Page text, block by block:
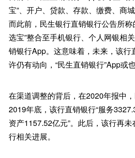
宝”、开户、贷款、存款、缴费、商
而此前，民生银行直销银行公告所称
选宝”整合至手机银行、个人网银相
销银行App。这意味着，未来，该行
许仍有动向，“民生直销银行”App或
在渠道调整的背后，在2020年报中
2019年底，该行直销银行“服务
资产1157.52亿元”。此后，该行再
行相关进展。